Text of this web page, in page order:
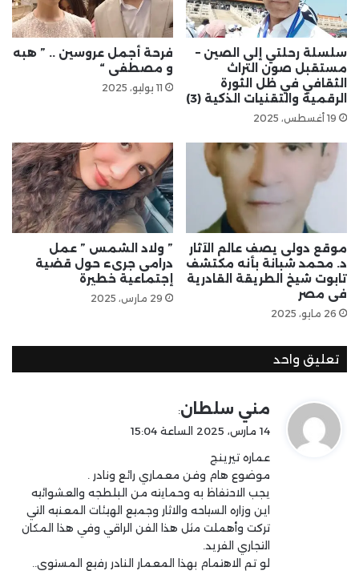
سلسلة رحلتي إلى الصين –
مستقبل صون التراث
الثقافي في ظل الثورة
الرقمية والتقنيات الذكية (3)
19 أغسطس، 2025
فرحة أجمل عروسين .. ” هبه
و مصطفى “
11 يوليو، 2025
موقع دولى يصف عالم الآثار
د. محمد شبانة بأنه مكتشف
تابوت شيخ الطريقة القادرية
فى مصر
26 مايو، 2025
” ولاد الشمس ” عمل
درامى جرىء حول قضية
إجتماعية خطيرة
29 مارس، 2025
تعليق واحد
ي
ل
مني سلطان:
14 مارس، 2025 الساعة 15:04
عماره تيرينج
موضوع هام وفن معماري رائع ونادر .
يجب الاحتفاظ به وحمايته من البلطجه والعشوائيه
اين وزاره السياحه والاثار وجميع الهيئات المعنيه التي
تركت وأهملت مثل هذا الفن الراقي وفي هذا المكان
التجاري الفريد.
لو تم الاهتمام بهذا المعمار النادر رفيع المستوي..